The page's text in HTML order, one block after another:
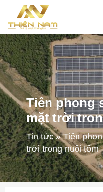
content
Tiên phong
mặt trời
Tin tức»Tiên
trời trong nuôi tôm